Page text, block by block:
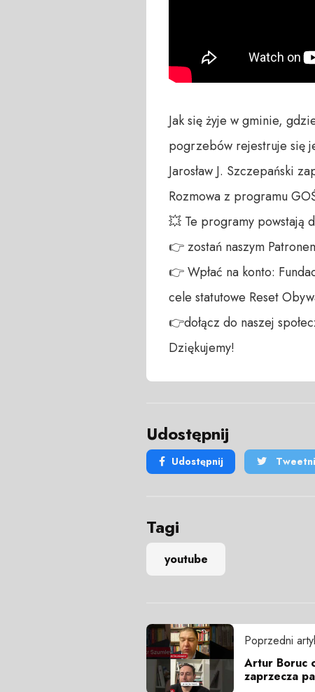
Jak się żyje w gminie,
pogrzebów rejestruje się
Jarosław J. Szczepański
Rozmowa z programu
💥 Te programy powstają
👉 zostań naszym
👉 Wpłać na konto:
cele statutowe Reset
👉dołącz do naszej
Dziękujemy!
Udostępnij
Udostępnij
Tagi
youtube
Poprzedni
Artur Boruc
zaprzecza